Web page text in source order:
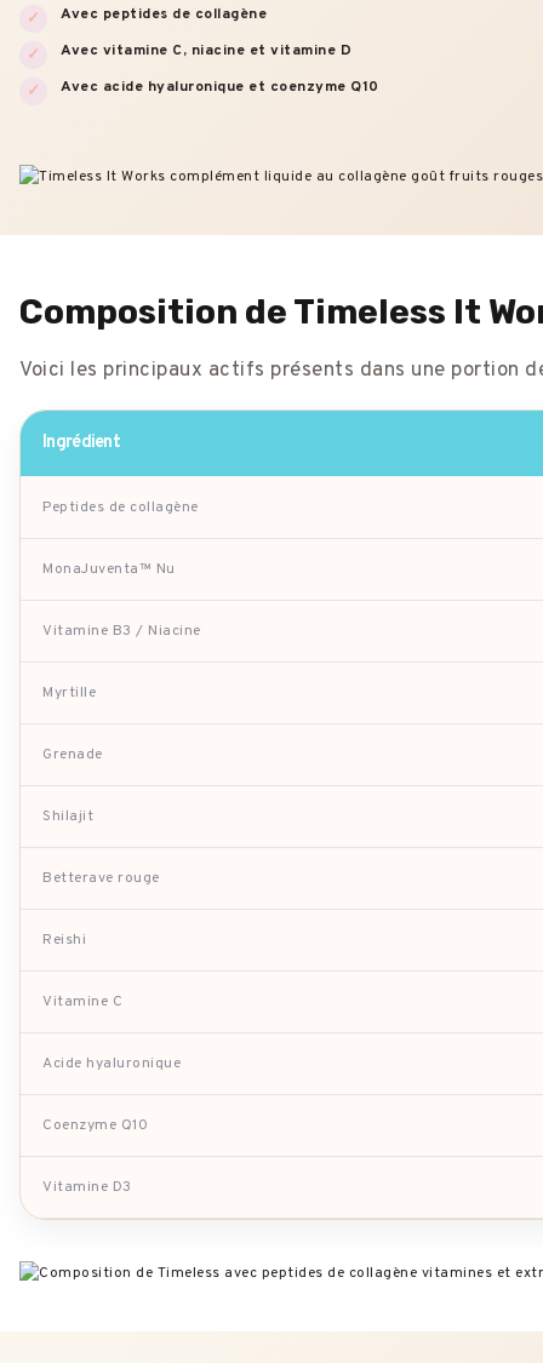
Avec peptides de collagène
Avec vitamine C, niacine et vitamine D
Avec acide hyaluronique et coenzyme Q10
Composition de Timeless It
Voici les principaux actifs présents dans une portion
Ingrédient
Peptides de collagène
MonaJuventa™ Nu
Vitamine B3 / Niacine
Myrtille
Grenade
Shilajit
Betterave rouge
Reishi
Vitamine C
Acide hyaluronique
Coenzyme Q10
Vitamine D3